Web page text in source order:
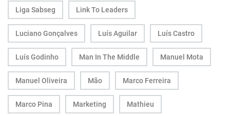
Liga Sabseg Link To Leaders
Luciano Gonçalves Luís Aguilar Luís Castro
Luís Godinho Man In The Middle Manuel Mota
Manuel Oliveira Mão Marco Ferreira
Marco Pina Marketing Mathieu